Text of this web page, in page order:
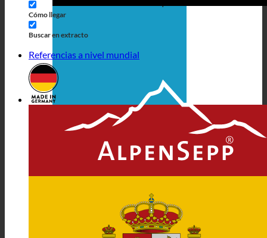
Cómo llegar
Buscar en extracto
Referencias a nivel mundial